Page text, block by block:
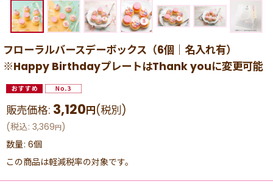
フローラルバースデーボックス（6個｜名入れ有）
※Happy BirthdayプレートはThank youに変更可能
販売価格: 3,120円(税別)
(税込: 3,369円)
数量: 6個
この商品は軽減税率の対象です。